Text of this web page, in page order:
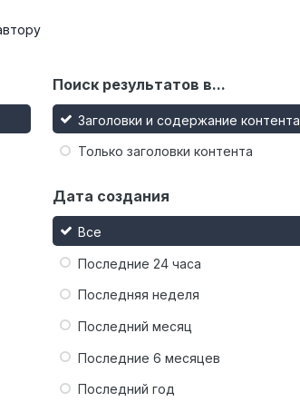
Поиск результатов в...
Заголовки и содержание контента
Только заголовки контента
Дата создания
Все
Последние 24 часа
Последняя неделя
Последний месяц
Последние 6 месяцев
Последний год